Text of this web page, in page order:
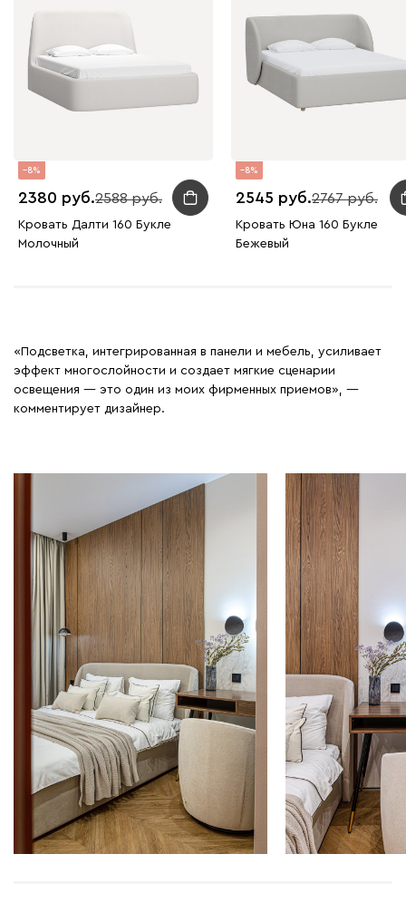
8
2380 2588
Кровать Далти 160 Букле
Молочный
8
2545 2767
Кровать Юна 160 Букле
Бежевый
«Подсветка, интегрированная в панели и мебель, усиливает
эффект многослойности и создает мягкие сценарии
освещения — это один из моих фирменных приемов», —
комментирует дизайнер.